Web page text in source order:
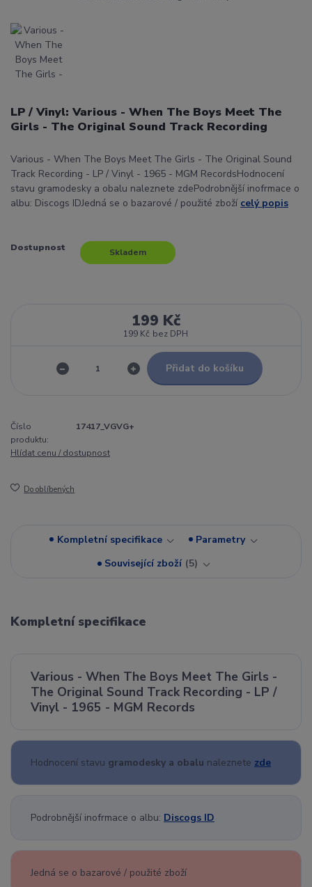
LP / Vinyl: Various - When The Boys Meet The
Girls - The Original Sound Track Recording
Various - When The Boys Meet The Girls - The Original Sound
Track Recording - LP / Vinyl - 1965 - MGM RecordsHodnocení
stavu gramodesky a obalu naleznete zdePodrobnější inofrmace o
albu: Discogs IDJedná se o bazarové / použité zboží celý popis
Dostupnost Skladem
199 Kč
199 Kč bez DPH
Přidat do košíku
Číslo
produktu:
17417_VGVG+
Hlídat cenu / dostupnost
Do oblíbených
Kompletní specifikace
Parametry
Související zboží 5
Kompletní specifikace
Various - When The Boys Meet The Girls -
The Original Sound Track Recording - LP /
Vinyl - 1965 - MGM Records
Hodnocení stavu gramodesky a obalu naleznete zde
Podrobnější inofrmace o albu: Discogs ID
Jedná se o bazarové / použité zboží